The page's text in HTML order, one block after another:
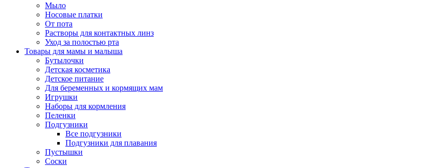
Мыло
Носовые платки
От пота
Растворы для контактных линз
Уход за полостью рта
Товары для мамы и малыша
Бутылочки
Детская косметика
Детское питание
Для беременных и кормящих мам
Игрушки
Наборы для кормления
Пеленки
Подгузники
Все подгузники
Подгузники для плавания
Пустышки
Соски